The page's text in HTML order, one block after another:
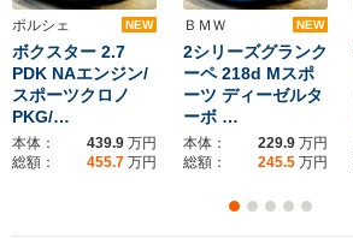
ポルシェ NEW
ボクスター 2.7
PDK NAエンジン/
スポーツクロノ
PKG/…
本体： 439.9 万円
総額：
455.7 万円
ＢＭＷ NEW
2シリーズグランク
ーペ 218d Mスポ
ーツ ディーゼルタ
ーボ …
本体： 229.9 万円
総額：
245.5 万円